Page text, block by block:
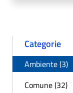
Categorie
Ambiente (3)
Comune (32)